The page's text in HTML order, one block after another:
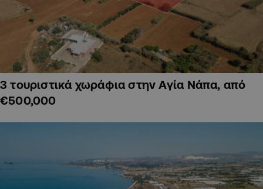
3 τουριστικά χωράφια στην Αγία Νάπα, από
€500,000